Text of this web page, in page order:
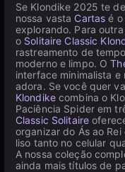
Se Klondike 2025 te
nossa vasta Cartas é o
explorando. Para
o Solitaire Classic
rastreamento de
moderno e limpo. O
interface minimalista
adora. Se você quer
Klondikecombina o
Paciência Spider em
Classic Solitaire
organizar do Ás ao
liso tanto no celular
A nossa coleção
ainda mais títulos de